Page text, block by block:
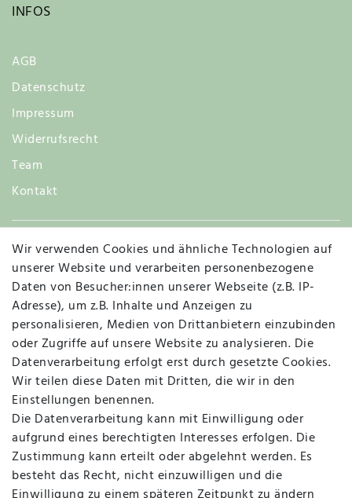
INFOS
AGB
Datenschutz
Impressum
Widerrufsrecht
Team
Kontakt
Widerruf
Vertrag widerrufen Kontakt
MAPALI VOR ORT
Herzogstraße 10
47533 Kleve
Montag, Dienstag, Donnerstag, Freitag
Wir verwenden Cookies und ähnliche Technologien auf
unserer Website und verarbeiten personenbezogene
Daten von Besucher:innen unserer Webseite (z.B. IP-
Adresse), um z.B. Inhalte und Anzeigen zu
personalisieren, Medien von Drittanbietern einzubinden
oder Zugriffe auf unsere Website zu analysieren. Die
Datenverarbeitung erfolgt erst durch gesetzte Cookies.
Wir teilen diese Daten mit Dritten, die wir in den
Einstellungen benennen.
Die Datenverarbeitung kann mit Einwilligung oder
aufgrund eines berechtigten Interesses erfolgen. Die
Zustimmung kann erteilt oder abgelehnt werden. Es
besteht das Recht, nicht einzuwilligen und die